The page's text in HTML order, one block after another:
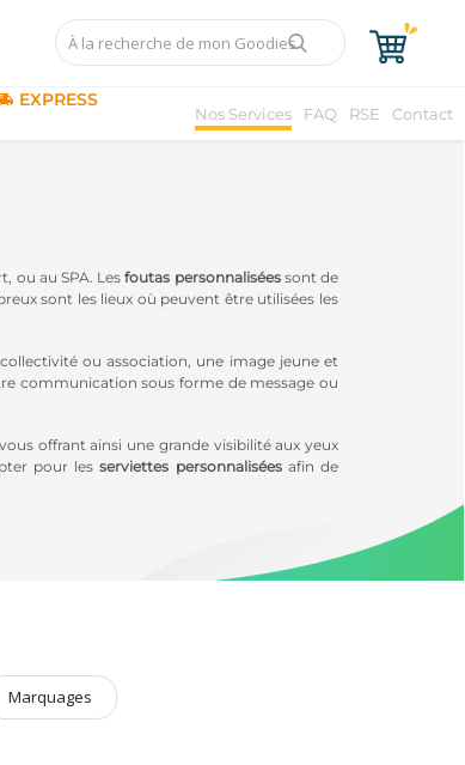
EXPRESS
Nos Services FAQ RSE Contact
ou au SPA. Lesfoutas personnaliséessont de
sont les lieux où peuvent être utilisées les
ou association, une image jeune et
communication sous forme de message ou
, vous offrant ainsi une grande visibilité aux yeux
pour les serviettes personnaliséesafin de
Marquages